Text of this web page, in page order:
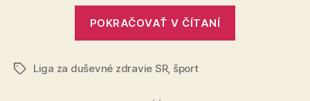
POKRAČOVAŤ V ČÍTANÍ
ZnačkyLiga za duševné zdravie SR, šport